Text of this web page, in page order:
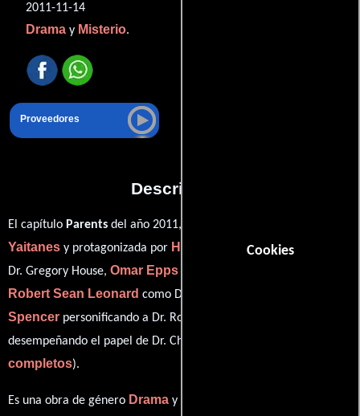
Cookies
2011-11-14
Drama y Misterio.
Proveedores
Descripción
El capítulo Parents del año 2011, está dirigido por
Yaitanes y protagonizada por Hugh Laurie quien interpreta a
Dr. Gregory House, Omar Epps
Robert Sean Leonard como Dr. James Wilson,
Spencer personificando a Dr. Robert Chase y
desempeñando el papel de Dr. Chris Taub (
completos).
Es una obra de género Drama y